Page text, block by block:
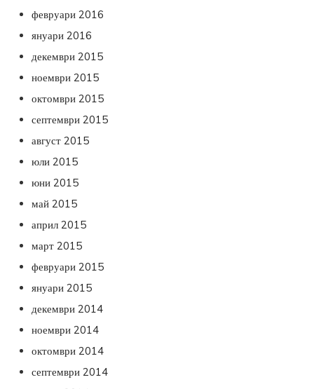
февруари 2016
януари 2016
декември 2015
ноември 2015
октомври 2015
септември 2015
август 2015
юли 2015
юни 2015
май 2015
април 2015
март 2015
февруари 2015
януари 2015
декември 2014
ноември 2014
октомври 2014
септември 2014